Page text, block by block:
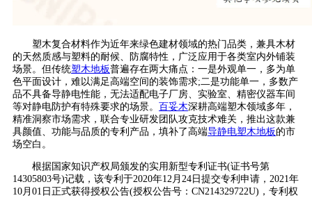
塑木复合材料作为近年来绿色建材领域的热门品类，兼具木材
的天然质感与塑料的耐候、防腐特性，广泛应用于各类室内外铺装
场景。但传统塑木地板普遍存在两大痛点：一是外观单一，多为单
色平面设计，难以满足高端空间的装饰需求;二是功能单一，多数产
品不具备导静电性能，无法适配电子厂房、实验室、精密仪器车间
等对静电防护有特殊要求的场景。 百妥木深耕高端塑木领域多年，
精准洞察市场需求，联合专业研发团队攻克技术难关，推出这款兼
具颜值、功能与品质的专利产品，填补了高端导静电塑木地板 的市
场空白。
根据国家知识产权局颁发的实用新型专利证书(证书号第
14305803号)记载，该专利于2020年12月24日提交专利申请，2021年
10月01日正式获得授权公告(授权公告号：CN214329722U)，专利权